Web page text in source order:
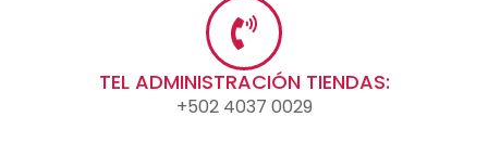
TEL ADMINISTRACIÓN TIENDAS:
+502 4037 0029